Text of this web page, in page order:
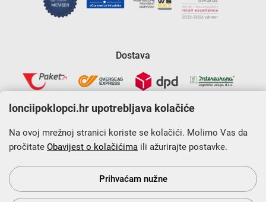
Dostava
Krajnji primatelj financijskog instrumenta sufinanciranog iz
Europskog fonda za regionalni razvoj u sklopu Operativnog
programa „Konkurentnost i kohezija”.
lonciipoklopci.hr upotrebljava kolačiće
Na ovoj mrežnoj stranici koriste se kolačići. Molimo Vas da
pročitate Obavijest o kolačićima ili ažurirajte postavke.
Prihvaćam nužne